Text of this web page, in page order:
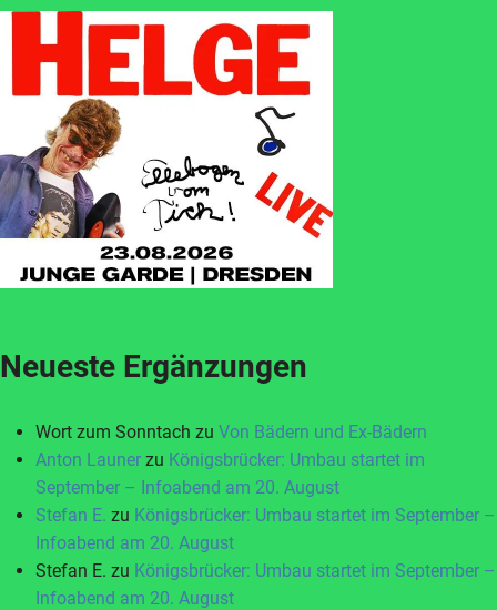
Neueste Ergänzungen
Wort zum Sonntach zu Von Bädern und Ex-Bädern
Anton Launer zu Königsbrücker: Umbau startet im
September – Infoabend am 20. August
Stefan E. zu Königsbrücker: Umbau startet im September –
Infoabend am 20. August
Stefan E. zu Königsbrücker: Umbau startet im September –
Infoabend am 20. August